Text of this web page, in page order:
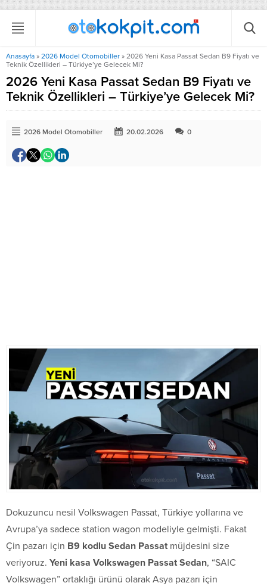
Anasayfa » 2026 Model Otomobiller » 2026 Yeni Kasa Passat Sedan B9 Fiyatı ve
Teknik Özellikleri – Türkiye’ye Gelecek Mi?
2026 Yeni Kasa Passat Sedan B9 Fiyatı ve
Teknik Özellikleri – Türkiye’ye Gelecek Mi?
2026 Model Otomobiller 20.02.2026 0
Dokuzuncu nesil Volkswagen Passat, Türkiye yollarına ve
Avrupa’ya sadece station wagon modeliyle gelmişti. Fakat
Çin pazarı için B9 kodlu Sedan Passat müjdesini size
veriyoruz. Yeni kasa Volkswagen Passat Sedan, “SAIC
Volkswagen” ortaklığı ürünü olarak Asya pazarı için